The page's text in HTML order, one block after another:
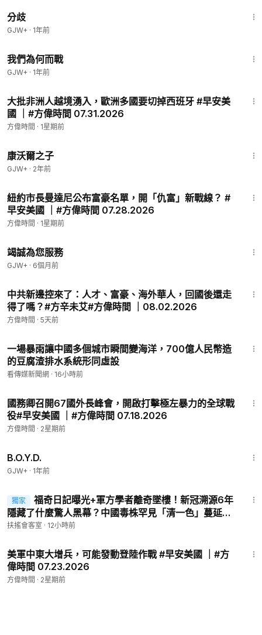
o?sub_confirmation=1
eM_NQpOlxjaBJQdul-6BTxknQt
🔥天方夜談：
🔥路在何方：https://www.youtube.com/playlist?list=PLriGBT8
eM_NQHbdFjPbCYdMTqiMiGz0Tr
🔥解謎馬斯克系列
🔥退黨證書（中英文）在線辦理👉
rt/?sca_source=fangwei
💗捐款方偉：https://donorbox.org/intousa
我們是符合美國聯邦501(c)(3)的非營利機構，美國朋友的捐款可
🔥👉方偉時間 Podcast：
🎧歡迎大家收聽，成為您做家務、上下班途中的陪伴😊
❤️邀您共同捐助希望之聲對華廣播，為中國帶來希望
🏠方偉個人網站：https://fangwei.us
📪捐款商务合作聯繫👉fangweitimes@gmail.com
💗捐款方偉团队 ►
🐦方偉的推特：https://twitter.com/sohfangwei
fm/
分歧
GJW+ · 1年前
我們為何而戰
GJW+ · 1年前
大批非洲人越境湧入，歐洲多國要切掉西班牙 #早安美
國 ｜#方偉時間 07.31.2026
方偉時間 · 1星期前
康沃爾之子
GJW+ · 2年前
紐約市長曼達尼公布富豪名單，開「仇富」新戰線？ #
早安美國 ｜#方偉時間 07.28.2026
方偉時間 · 1星期前
竭誠為您服務
GJW+ · 6個月前
中共新邊控來了：人才、富豪、海外華人，回國後還走
得了嗎？#方辛未艾#方偉時間 ｜08.02.2026
方偉時間 · 5天前
一場暴雨讓中國多個城市瞬間變海洋，700億人民幣造
的豆腐渣排水系統形同虛設
看傳媒新聞網 · 16小時前
國務卿召開67國外長峰會，開啟打擊極左暴力的全球戰
役#早安美國 ｜#方偉時間 07.18.2026
方偉時間 · 2星期前
B.O.Y.D.
GJW+ · 1年前
獨家
福奇日記曝光+軍方學者離奇墜樓！新冠溯源6年
隱藏了什麼驚人黑幕？中國毒株罕見「清一色」蔓延！
極端氣候疊加，大疫遠未結束？ ｜新聞大家談
扶搖會客室 · 12小時前
美軍中東大增兵，可能發動登陸作戰 #早安美國 ｜#方
偉時間 07.23.2026
方偉時間 · 2星期前